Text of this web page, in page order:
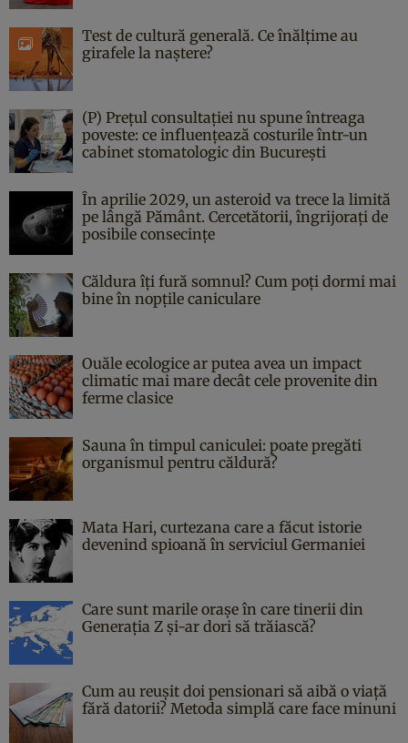
Test de cultură generală. Ce înălțime au
girafele la naștere?
(P) Prețul consultației nu spune întreaga
poveste: ce influențează costurile într-un
cabinet stomatologic din București
În aprilie 2029, un asteroid va trece la limită
pe lângă Pământ. Cercetătorii, îngrijorați de
posibile consecințe
Căldura îți fură somnul? Cum poți dormi mai
bine în nopțile caniculare
Ouăle ecologice ar putea avea un impact
climatic mai mare decât cele provenite din
ferme clasice
Sauna în timpul caniculei: poate pregăti
organismul pentru căldură?
Mata Hari, curtezana care a făcut istorie
devenind spioană în serviciul Germaniei
Care sunt marile orașe în care tinerii din
Generația Z și-ar dori să trăiască?
Cum au reușit doi pensionari să aibă o viață
fără datorii? Metoda simplă care face minuni